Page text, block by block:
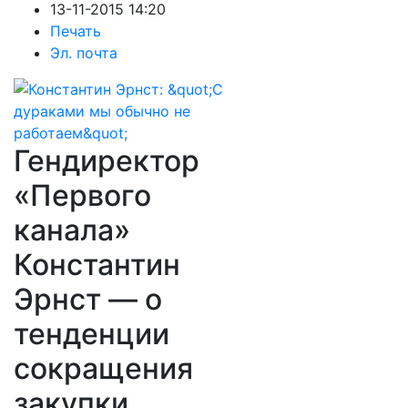
13-11-2015 14:20
Печать
Эл. почта
Гендиректор
«Первого
канала»
Константин
Эрнст — о
тенденции
сокращения